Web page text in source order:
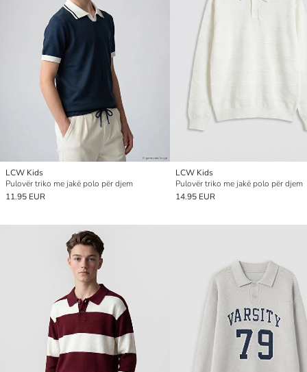
LCW Kids
Pulovër triko me jakë polo për djem
11.95 EUR
LCW Kids
Pulovër triko me jakë polo për djem
14.95 EUR